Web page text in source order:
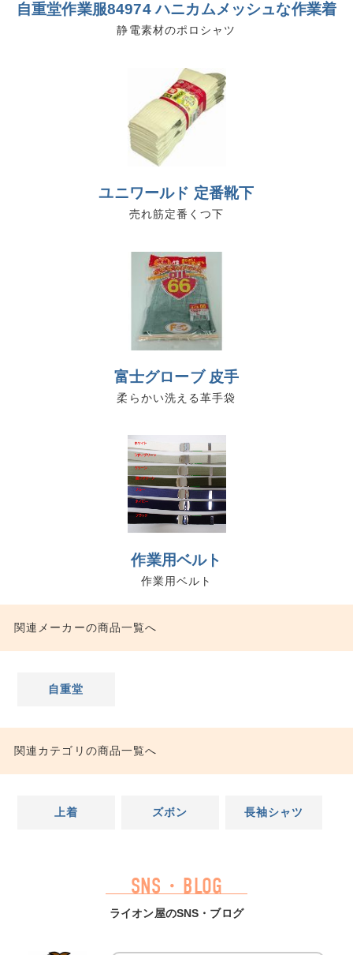
自重堂作業服84974 ハニカムメッシュな作業着
静電素材のポロシャツ
ユニワールド 定番靴下
売れ筋定番くつ下
富士グローブ 皮手
柔らかい洗える革手袋
作業用ベルト
作業用ベルト
関連メーカーの商品一覧へ
自重堂
関連カテゴリの商品一覧へ
上着 ズボン 長袖シャツ
SNS・BLOG
ライオン屋のSNS・ブログ